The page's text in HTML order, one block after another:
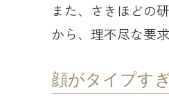
また、さきほどの
から、理不尽な要
顔がタイプす